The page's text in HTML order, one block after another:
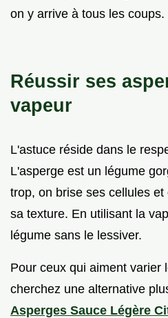
on y arrive à tous les coups.
Réussir ses
vapeur
L'astuce réside dans le
L'asperge est un légume
trop, on brise ses cellules
sa texture. En utilisant la
légume sans le lessiver.
Pour ceux qui aiment varier
cherchez une alternative
Asperges Sauce Légère